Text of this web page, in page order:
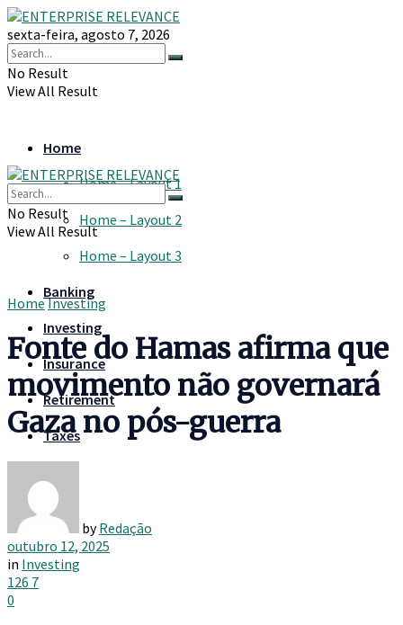
sexta-feira, agosto 7, 2026
No Result
View All Result
Home
Home – Layout 1
Home – Layout 2
Home – Layout 3
Banking
Investing
Insurance
Retirement
Taxes
No Result
View All Result
HomeInvesting
Fonte do Hamas afirma que
movimento não governará
Gaza no pós-guerra
by Redação
outubro 12, 2025
in Investing
126 7
0